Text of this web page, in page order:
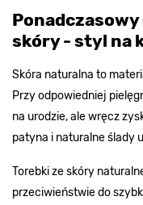
skóry - styl na
Skóra naturalna to
Przy odpowiedniej
na urodzie, ale wręcz
patyna i naturalne ślady
Torebki ze skóry
przeciwieństwie do